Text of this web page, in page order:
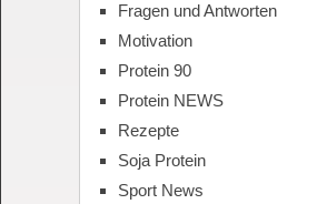
Fragen und Antworten
Motivation
Protein 90
Protein NEWS
Rezepte
Soja Protein
Sport News